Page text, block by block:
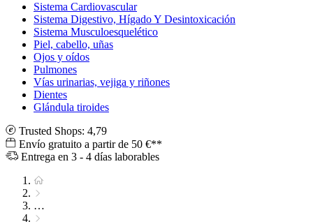
Sistema Cardiovascular
Sistema Digestivo, Hígado Y Desintoxicación
Sistema Musculoesquelético
Piel, cabello, uñas
Ojos y oídos
Pulmones
Vías urinarias, vejiga y riñones
Dientes
Glándula tiroides
Trusted Shops: 4,79
Envío gratuito a partir de 50 €**
Entrega en 3 - 4 días laborables
…